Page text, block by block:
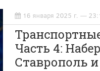
16 января 2025 г. —
Часть 4:
Ставрополь